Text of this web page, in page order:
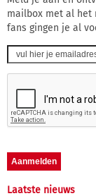
mailbox met al het
fans gingen je al
Laatste nieuws